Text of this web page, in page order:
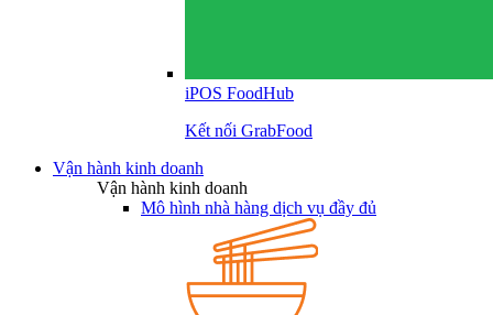
iPOS FoodHub
Kết nối GrabFood
Vận hành kinh doanh
Vận hành kinh doanh
Mô hình nhà hàng dịch vụ đầy đủ